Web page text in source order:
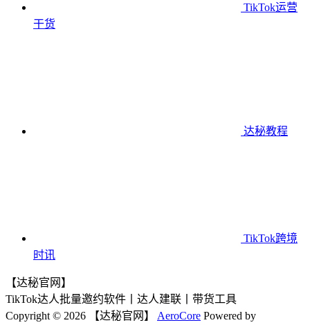
TikTok运营
干货
达秘教程
TikTok跨境
时讯
【达秘官网】
TikTok达人批量邀约软件丨达人建联丨带货工具
Copyright © 2026 【达秘官网】 AeroCore Powered by